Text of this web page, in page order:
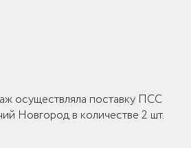
осуществляла поставку ПСС
Новгород в количестве 2 шт.